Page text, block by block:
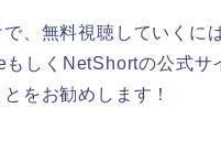
で、無料視聴していくに
もしくNetShortの公式サ
をお勧めします！